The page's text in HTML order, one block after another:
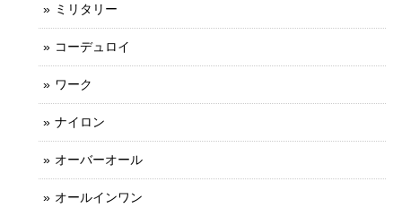
ミリタリー
コーデュロイ
ワーク
ナイロン
オーバーオール
オールインワン